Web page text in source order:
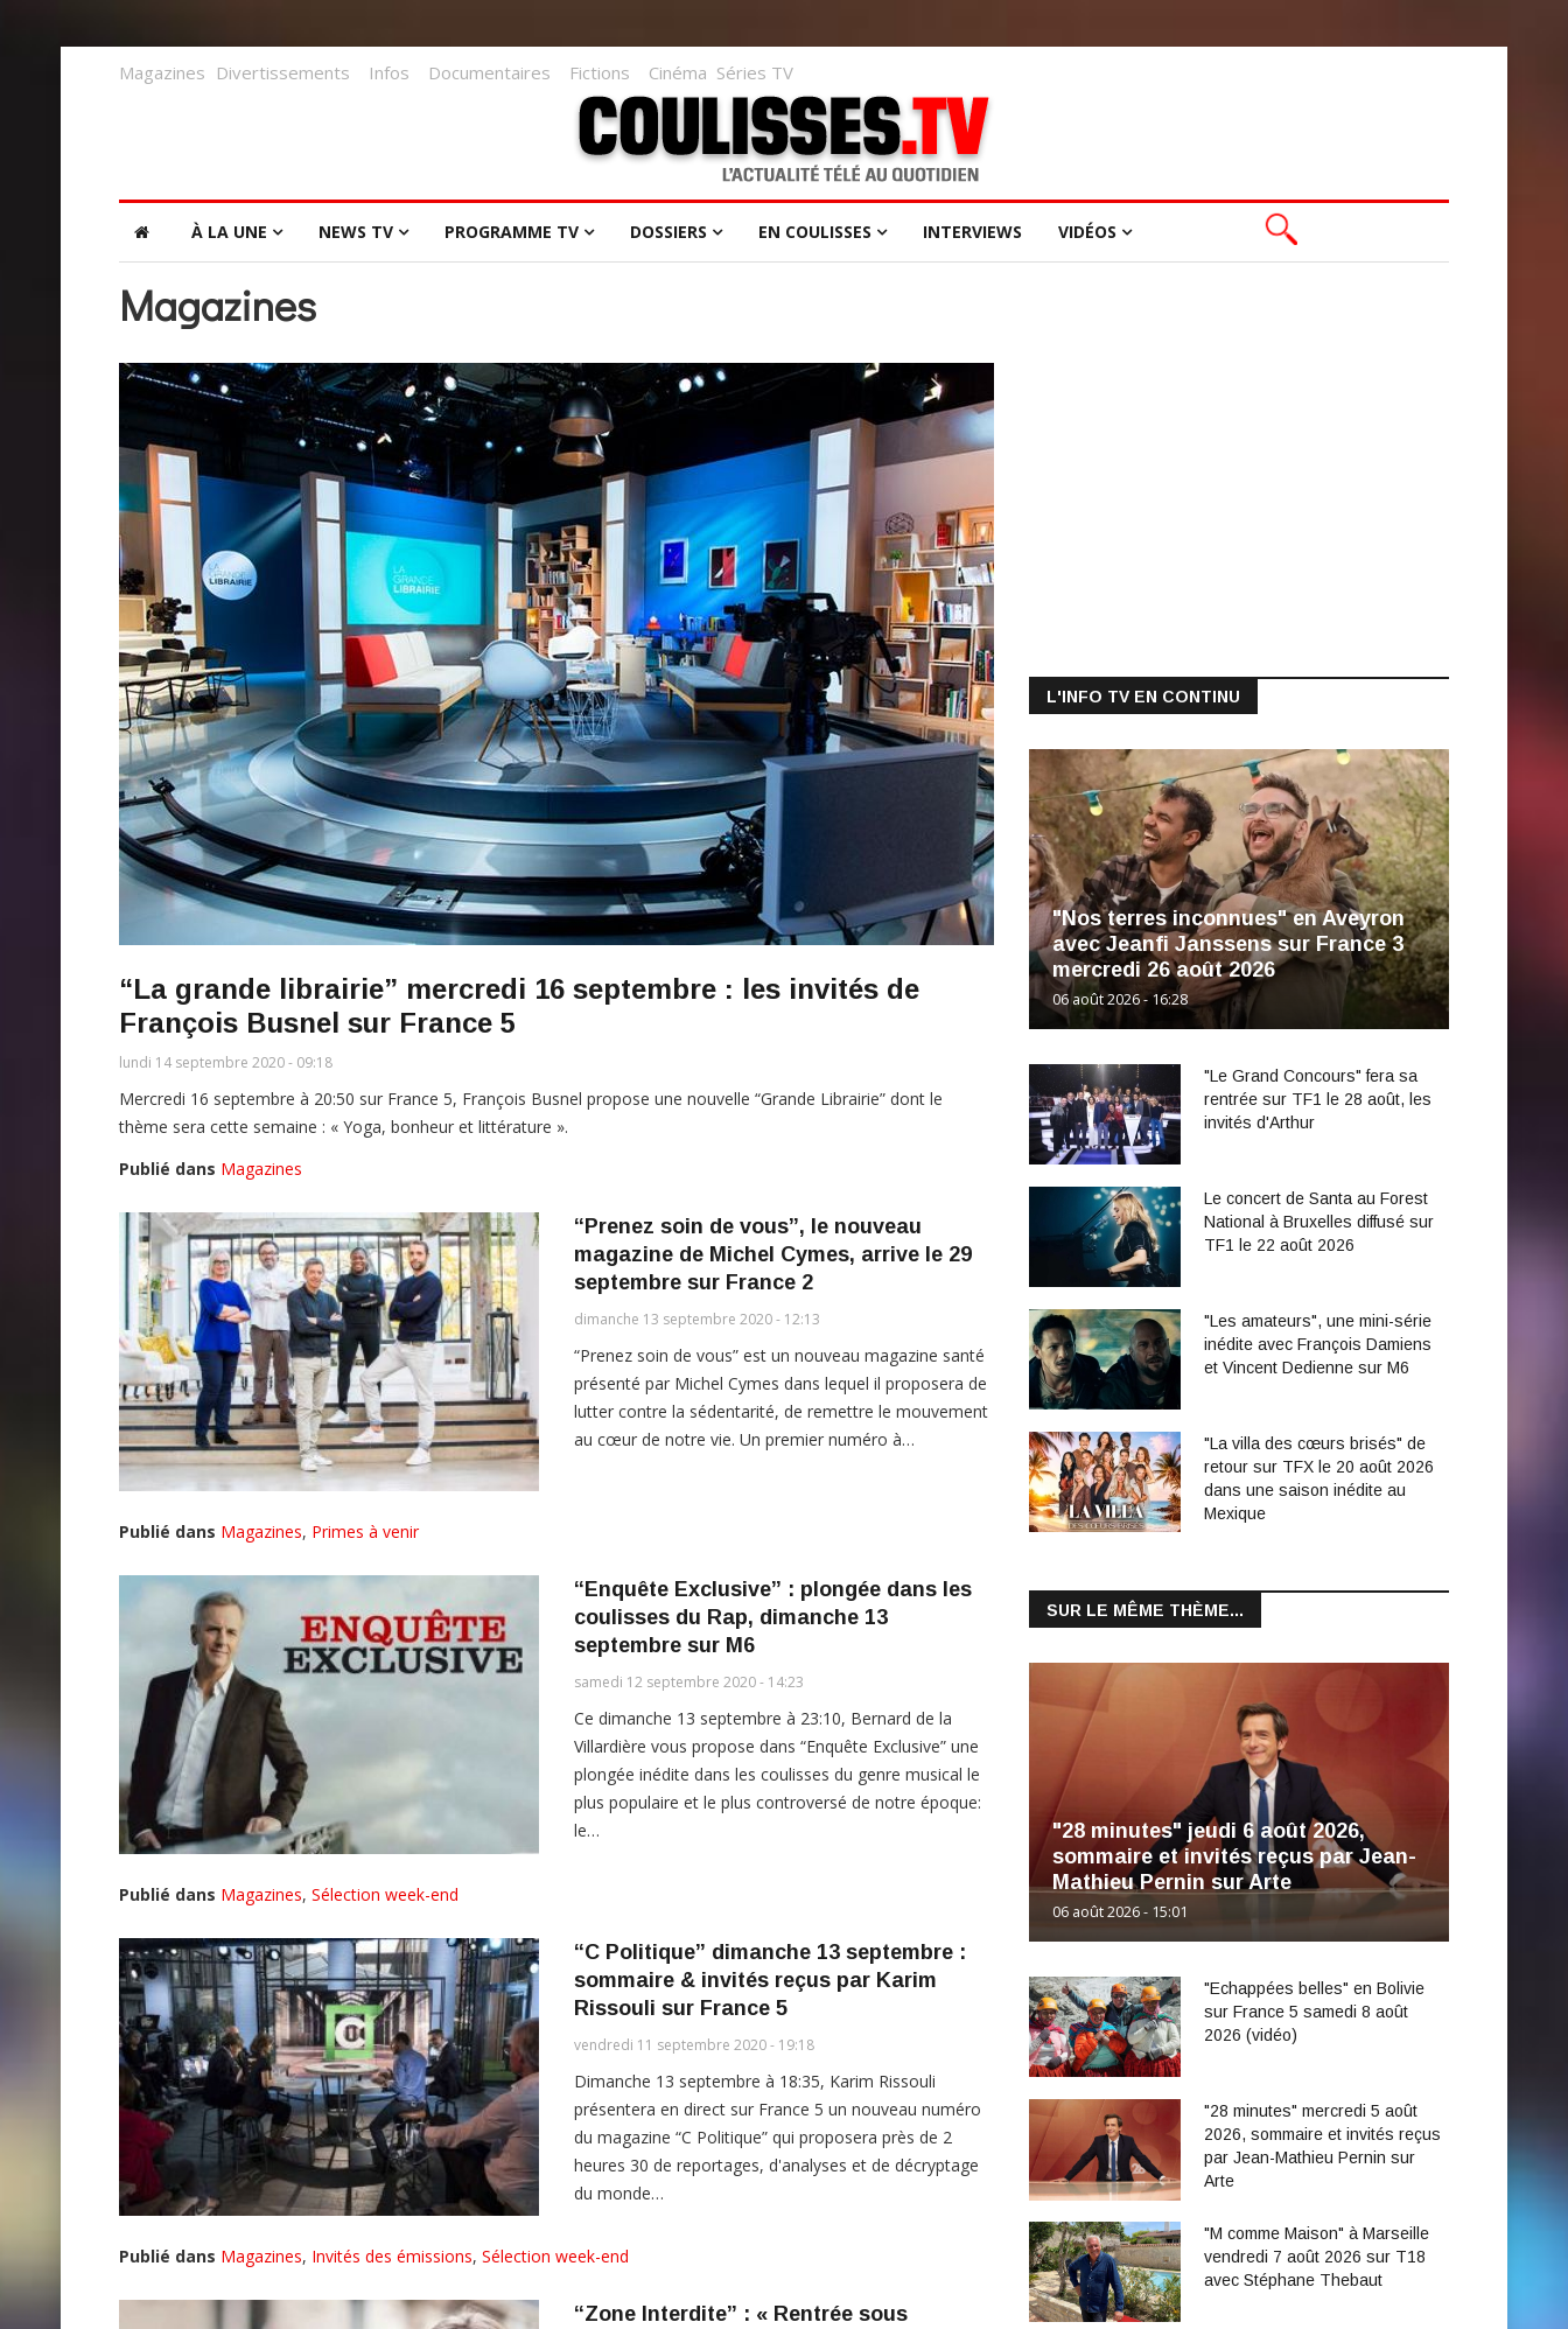
Magazines Divertissements Infos Documentaires Fictions Cinéma Séries TV
À LA UNE NEWS TV PROGRAMME TV DOSSIERS EN COULISSES INTERVIEWS VIDÉOS
Magazines
“La grande librairie” mercredi 16 septembre : les invités de
François Busnel sur France 5
lundi 14 septembre 2020 - 09:18
Mercredi 16 septembre à 20:50 sur France 5, François Busnel propose une nouvelle “Grande Librairie” dont le
thème sera cette semaine : « Yoga, bonheur et littérature ».
Publié dans Magazines
“Prenez soin de vous”, le nouveau
magazine de Michel Cymes, arrive le 29
septembre sur France 2
dimanche 13 septembre 2020 - 12:13
“Prenez soin de vous” est un nouveau magazine santé
présenté par Michel Cymes dans lequel il proposera de
lutter contre la sédentarité, de remettre le mouvement
au cœur de notre vie. Un premier numéro à…
Publié dans Magazines, Primes à venir
“Enquête Exclusive” : plongée dans les
coulisses du Rap, dimanche 13
septembre sur M6
samedi 12 septembre 2020 - 14:23
Ce dimanche 13 septembre à 23:10, Bernard de la
Villardière vous propose dans “Enquête Exclusive” une
plongée inédite dans les coulisses du genre musical le
plus populaire et le plus controversé de notre époque:
le…
Publié dans Magazines, Sélection week-end
“C Politique” dimanche 13 septembre :
sommaire & invités reçus par Karim
Rissouli sur France 5
vendredi 11 septembre 2020 - 19:18
Dimanche 13 septembre à 18:35, Karim Rissouli
présentera en direct sur France 5 un nouveau numéro
du magazine “C Politique” qui proposera près de 2
heures 30 de reportages, d'analyses et de décryptage
du monde…
Publié dans Magazines, Invités des émissions, Sélection week-end
“Zone Interdite” : « Rentrée sous
L'INFO TV EN CONTINU
"Nos terres inconnues" en Aveyron
avec Jeanfi Janssens sur France 3
mercredi 26 août 2026
06 août 2026 - 16:28
"Le Grand Concours" fera sa
rentrée sur TF1 le 28 août, les
invités d'Arthur
Le concert de Santa au Forest
National à Bruxelles diffusé sur
TF1 le 22 août 2026
"Les amateurs", une mini-série
inédite avec François Damiens
et Vincent Dedienne sur M6
"La villa des cœurs brisés" de
retour sur TFX le 20 août 2026
dans une saison inédite au
Mexique
SUR LE MÊME THÈME...
"28 minutes" jeudi 6 août 2026,
sommaire et invités reçus par Jean-
Mathieu Pernin sur Arte
06 août 2026 - 15:01
"Echappées belles" en Bolivie
sur France 5 samedi 8 août
2026 (vidéo)
"28 minutes" mercredi 5 août
2026, sommaire et invités reçus
par Jean-Mathieu Pernin sur
Arte
"M comme Maison" à Marseille
vendredi 7 août 2026 sur T18
avec Stéphane Thebaut